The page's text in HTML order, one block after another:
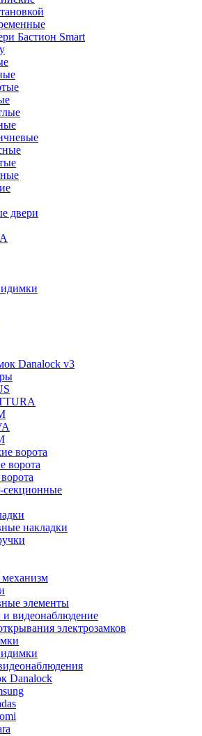
Бастион Smart
двери
Danalock v3
ворота
ворота
накладки
элементы
и видеонаблюдение
электрозамков
Danalock